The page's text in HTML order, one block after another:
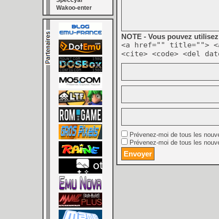
Wakoo-enter
NOTE - Vous pouvez
<a href="" title="">
<cite> <code> <del
Prévenez-moi de tous les
Prévenez-moi de tous les